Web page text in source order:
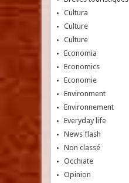
Cultura
Culture
Culture
Economia
Economics
Economie
Environment
Environnement
Everyday life
News flash
Non classé
Occhiate
Opinion